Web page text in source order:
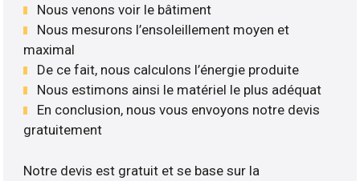
Nous venons voir le bâtiment
Nous mesurons l’ensoleillement moyen et
maximal
De ce fait, nous calculons l’énergie produite
Nous estimons ainsi le matériel le plus adéquat
En conclusion, nous vous envoyons notre devis
gratuitement
Notre devis est gratuit et se base sur la